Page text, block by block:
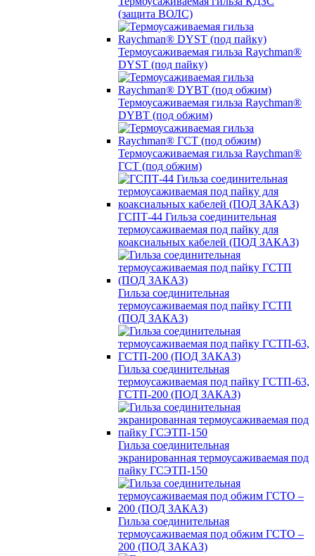
(защита ВОЛС)
Термоусаживаемая гильза Raychman®
DYST (под пайку)
Термоусаживаемая гильза Raychman®
DYBT (под обжим)
Термоусаживаемая гильза Raychman®
ГСТ (под обжим)
ГСПТ-44 Гильза соединительная
термоусаживаемая под пайку для
коаксиальных кабелей (ПОД ЗАКАЗ)
Гильза соединительная
термоусаживаемая под пайку ГСТП
(ПОД ЗАКАЗ)
Гильза соединительная
термоусаживаемая под пайку ГСТП-63,
ГСТП-200 (ПОД ЗАКАЗ)
Гильза соединительная
экранированная термоусаживаемая под
пайку ГСЭТП-150
Гильза соединительная
термоусаживаемая под обжим ГСТО –
200 (ПОД ЗАКАЗ)